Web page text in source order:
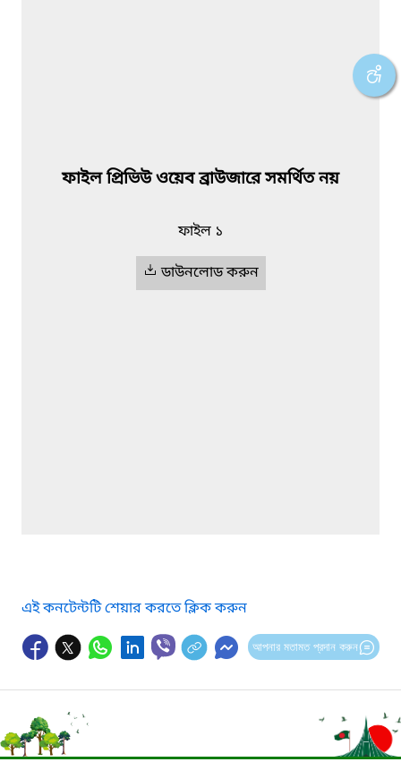
ফাইল প্রিভিউ ওয়েব ব্রাউজারে সমর্থিত নয়
ফাইল ১
ডাউনলোড করুন
এই কনটেন্টটি শেয়ার করতে ক্লিক করুন
আপনার মতামত প্রদান করুন